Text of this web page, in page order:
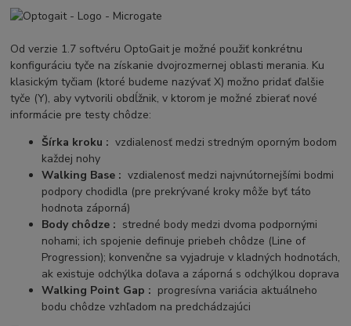
Od verzie 1.7 softvéru OptoGait je možné použiť konkrétnu
konfiguráciu tyče na získanie dvojrozmernej oblasti merania. Ku
klasickým tyčiam (ktoré budeme nazývať X) možno pridať ďalšie
tyče (Y), aby vytvorili obdĺžnik, v ktorom je možné zbierať nové
informácie pre testy chôdze:
Šírka kroku : vzdialenosť medzi stredným oporným bodom
každej nohy
Walking Base : vzdialenosť medzi najvnútornejšími bodmi
podpory chodidla (pre prekrývané kroky môže byť táto
hodnota záporná)
Body chôdze : stredné body medzi dvoma podpornými
nohami; ich spojenie definuje priebeh chôdze (Line of
Progression); konvenčne sa vyjadruje v kladných hodnotách,
ak existuje odchýlka doľava a záporná s odchýlkou ​​doprava
Walking Point Gap : progresívna variácia aktuálneho
bodu chôdze vzhľadom na predchádzajúci